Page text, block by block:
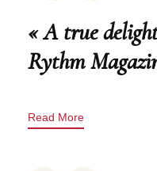
« A true
Rythm
Read More